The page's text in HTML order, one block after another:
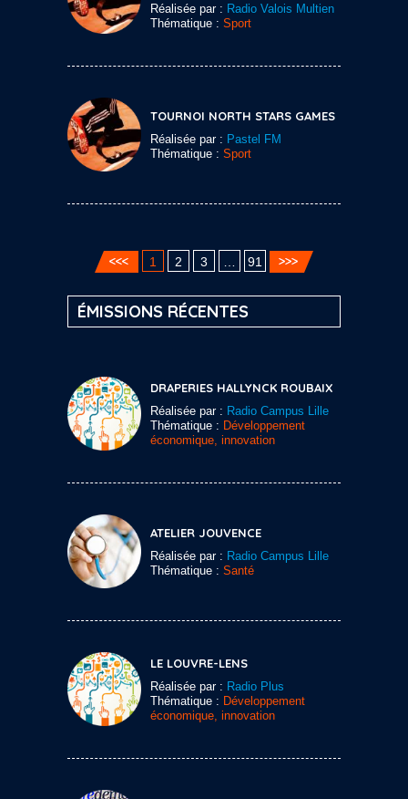
Réalisée par : Radio Valois Multien
Thématique : Sport
TOURNOI NORTH STARS GAMES
Réalisée par : Pastel FM
Thématique : Sport
1 2 3 91
ÉMISSIONS RÉCENTES
DRAPERIES HALLYNCK ROUBAIX
Réalisée par : Radio Campus Lille
Thématique : Développement
économique, innovation
ATELIER JOUVENCE
Réalisée par : Radio Campus Lille
Thématique : Santé
LE LOUVRE-LENS
Réalisée par : Radio Plus
Thématique : Développement
économique, innovation